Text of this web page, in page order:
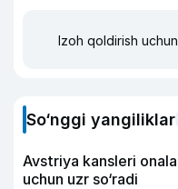
Izoh qoldirish
So‘nggi yangiliklar
Avstriya kansleri
uchun uzr so‘radi